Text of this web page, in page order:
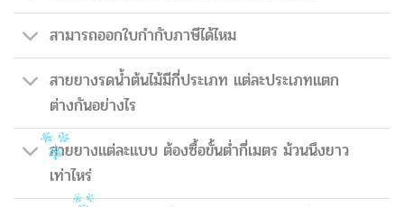
สามารถออกใบกำกับภาษีได้ไหม
สายยางรดน้ำต้นไม้มีกี่ประเภท แต่ละประเภทแตก
ต่างกันอย่างไร
สายยางแต่ละแบบ ต้องซื้อขั้นต่ำกี่เมตร ม้วนนึงยาว
เท่าไหร่